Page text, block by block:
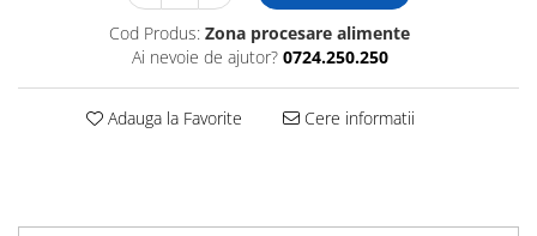
Cod Produs: Zona procesare alimente
Ai nevoie de ajutor? 0724.250.250
Adauga la Favorite Cere informatii